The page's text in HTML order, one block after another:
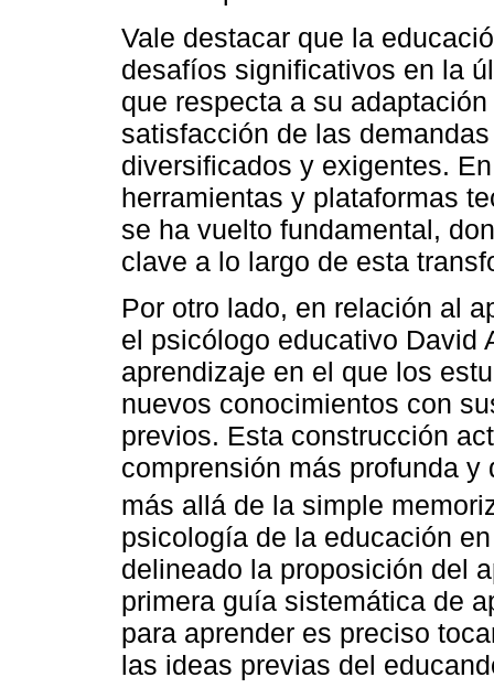
Vale destacar que la
desafíos significativos en la
que respecta a su
satisfacción de las
diversificados y exigentes.
herramientas y plataformas
se ha vuelto fundamental,
clave a lo largo de esta
Por otro lado, en relación al
el psicólogo educativo David
aprendizaje en el que los
nuevos conocimientos con
previos. Esta construcción
comprensión más profunda
más allá de la simple
psicología de la educación
delineado la proposición del
primera guía sistemática de
para aprender es preciso
las ideas previas del